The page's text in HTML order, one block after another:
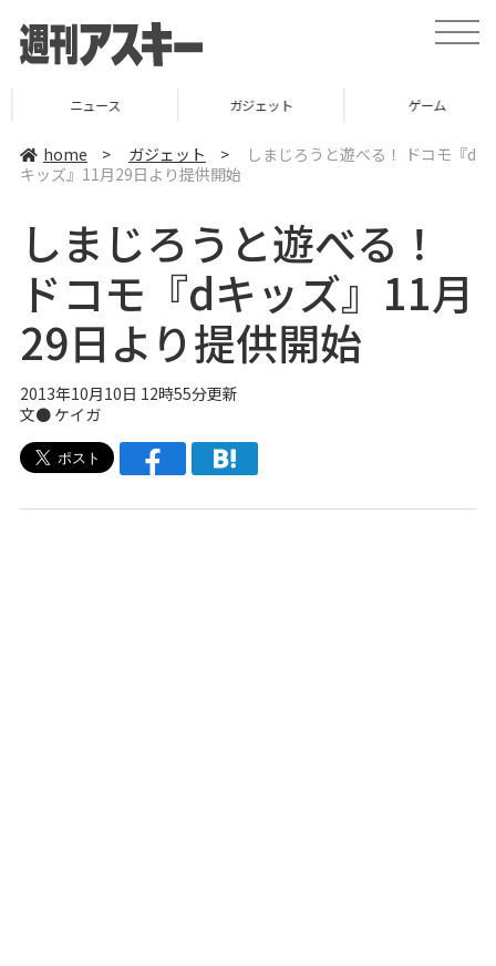
t
o
a
v
n
ニュース ガジェット ゲーム
home > ガジェット >
しまじろうと遊べる！ ドコモ『d
キッズ』11月29日より提供開始
しまじろうと遊べる！
ドコモ『dキッズ』11月
29日より提供開始
2013年10月10日 12時55分更新
文● ケイガ